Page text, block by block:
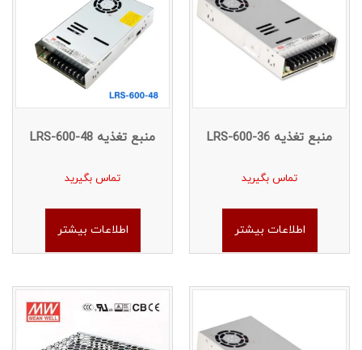
منبع تغذیه LRS-600-36
تماس بگیرید
اطلاعات بیشتر
منبع تغذیه LRS-600-48
تماس بگیرید
اطلاعات بیشتر